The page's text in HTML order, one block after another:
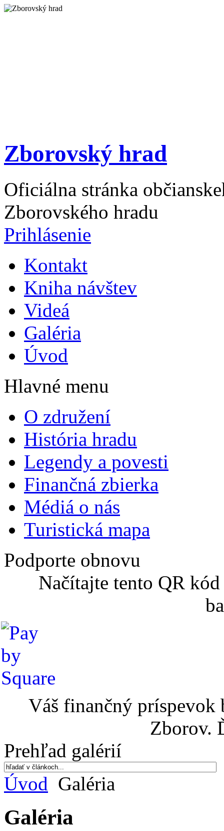
Zborovský hrad
Oficiálna stránka
Zborovského hradu
Prihlásenie
Kontakt
Kniha návštev
Videá
Galéria
Úvod
Hlavné menu
O združení
História hradu
Legendy a povesti
Finančná zbierka
Médiá o nás
Turistická mapa
Podporte obnovu
Načítajte tento QR
Váš finančný príspevok
Zborov.
Prehľad galérií
Úvod Galéria
Galéria